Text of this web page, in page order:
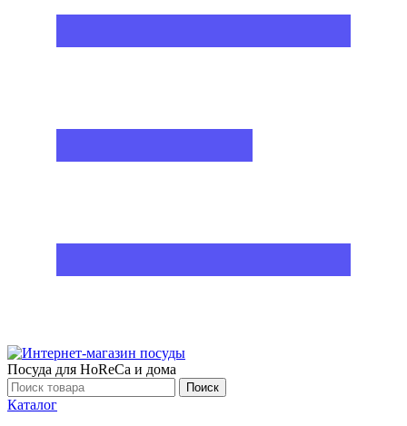
Посуда для HoReCa и дома
Поиск
Каталог